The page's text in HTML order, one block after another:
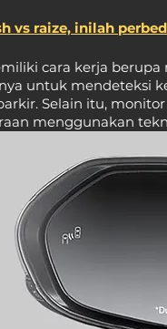
vs raize, inilah
cara kerja
untuk mendeteksi
Selain itu,
menggunakan